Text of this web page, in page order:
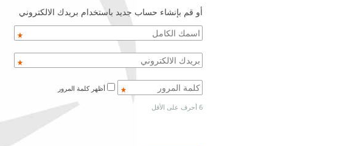
أو قم بإنشاء حساب جديد باستخدام بريدك الالكتروني
6 أحرف على الأقل